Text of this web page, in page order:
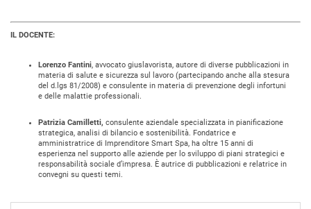
IL DOCENTE:
Lorenzo Fantini, avvocato giuslavorista, autore di diverse pubblicazioni in
materia di salute e sicurezza sul lavoro (partecipando anche alla stesura
del d.lgs 81/2008) e consulente in materia di prevenzione degli infortuni
e delle malattie professionali.
Patrizia Camilletti, consulente aziendale specializzata in pianificazione
strategica, analisi di bilancio e sostenibilità. Fondatrice e
amministratrice di Imprenditore Smart Spa, ha oltre 15 anni di
esperienza nel supporto alle aziende per lo sviluppo di piani strategici e
responsabilità sociale d’impresa. È autrice di pubblicazioni e relatrice in
convegni su questi temi.